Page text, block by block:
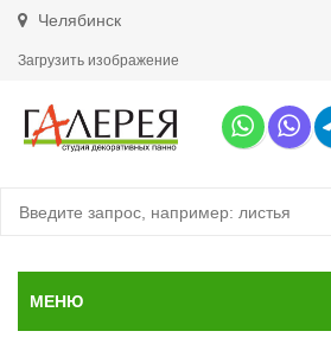
Челябинск
Загрузить изображение
МЕНЮ